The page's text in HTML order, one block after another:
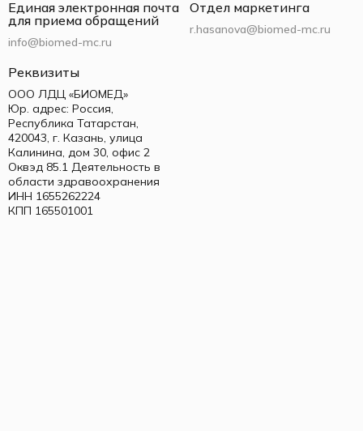
Единая электронная почта
для приема обращений
info@biomed-mc.ru
Отдел маркетинга
r.hasanova@biomed-mc.ru
Реквизиты
ООО ЛДЦ «БИОМЕД»
Юр. адрес: Россия,
Республика Татарстан,
420043, г. Казань, улица
Калинина, дом 30, офис 2
Оквэд 85.1 Деятельность в
области здравоохранения
ИНН 1655262224
КПП 165501001